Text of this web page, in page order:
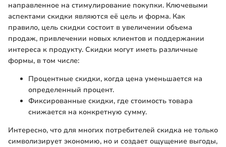
направленное на стимулирование покупки. Ключевыми
аспектами скидки являются её цель и форма. Как
правило, цель скидки состоит в увеличении объема
продаж, привлечении новых клиентов и поддержании
интереса к продукту. Скидки могут иметь различные
формы, в том числе:
Процентные скидки, когда цена уменьшается на
определенный процент.
Фиксированные скидки, где стоимость товара
снижается на конкретную сумму.
Интересно, что для многих потребителей скидка не только
символизирует экономию, но и создает ощущение выгоды,